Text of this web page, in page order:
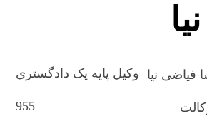
فیاضی نیا وکیل پایه یک دادگستری
955